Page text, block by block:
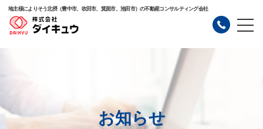
地主様によりそう北摂（豊中市、吹田市、箕面市、池田市）の不動産コンサルティング会社
お知らせ